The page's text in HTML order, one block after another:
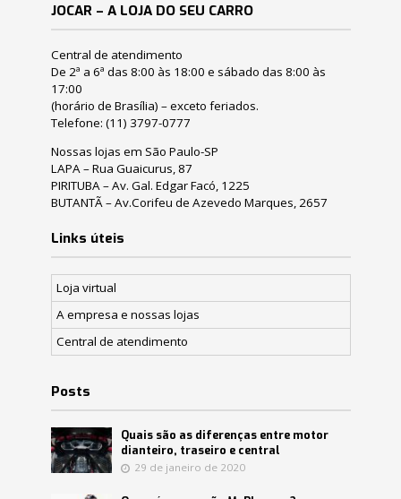
JOCAR – A LOJA DO SEU CARRO
Central de atendimento
De 2ª a 6ª das 8:00 às 18:00 e sábado das 8:00 às
17:00
(horário de Brasília) – exceto feriados.
Telefone: (11) 3797-0777
Nossas lojas em São Paulo-SP
LAPA – Rua Guaicurus, 87
PIRITUBA – Av. Gal. Edgar Facó, 1225
BUTANTÃ – Av.Corifeu de Azevedo Marques, 2657
Links úteis
Loja virtual
A empresa e nossas lojas
Central de atendimento
Posts
Quais são as diferenças entre motor
dianteiro, traseiro e central
29 de janeiro de 2020